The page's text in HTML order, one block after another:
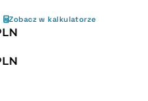
Zobacz w kalkulatorze